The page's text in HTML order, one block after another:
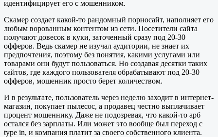
идентифицирует его с мошенником.
Скамер создает какой-то рандомный порносайт, наполняет его
любым ворованным контентом из сети. Посетители сайта
получают довесок в куки, заточенный сразу под 20-30
офферов. Ведь скамер не изучал аудитории, не знает их
предпочтения, поэтому без понятия, какими услугами или
товарами они будут пользоваться. Но создавая десятки таких
сайтов, где каждого пользователя обрабатывают под 20-30
офферов, мошенник просто берет количеством.
И в результате, пользователь через неделю заходит в интернет-
магазин, покупает пылесос, а продавец честно выплачивает
процент мошеннику. Даже не подозревая, что какой-то арб
остался без зарплаты. Или может это вообще был переход с
type in, и компания платит за своего собственного клиента.